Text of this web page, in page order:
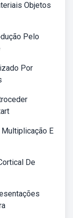
Objetos
Pelo
Por
E
De